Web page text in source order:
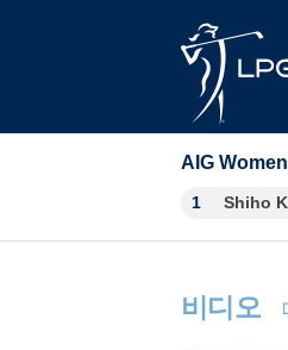
AIG
1 Shiho
비디오